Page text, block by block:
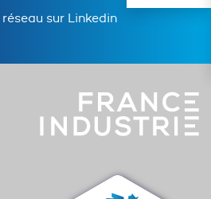
sur Linkedin